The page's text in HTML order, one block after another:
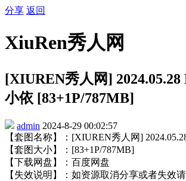
分享 返回
XiuRen秀人网
[XIUREN秀人网] 2024.05.28
小依 [83+1P/787MB]
admin 2024-8-29 00:02:57
【套图名称】：[XIUREN秀人网]
【套图大小】：[83+1P/787MB]
【下载网盘】：百度网盘
【失效说明】：如资源取消分享或者失效